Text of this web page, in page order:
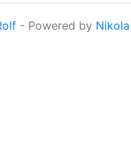
- Powered by Nikola